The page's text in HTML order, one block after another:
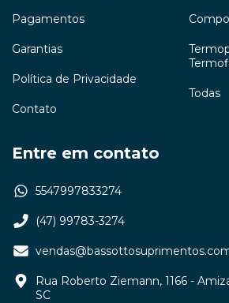
Pagamentos
Garantias
Política de Privacidade
Contato
Todas
Entre em contato
5547997833274
(47) 99783-3274
Rua Roberto Ziemann, 1166 -
SC